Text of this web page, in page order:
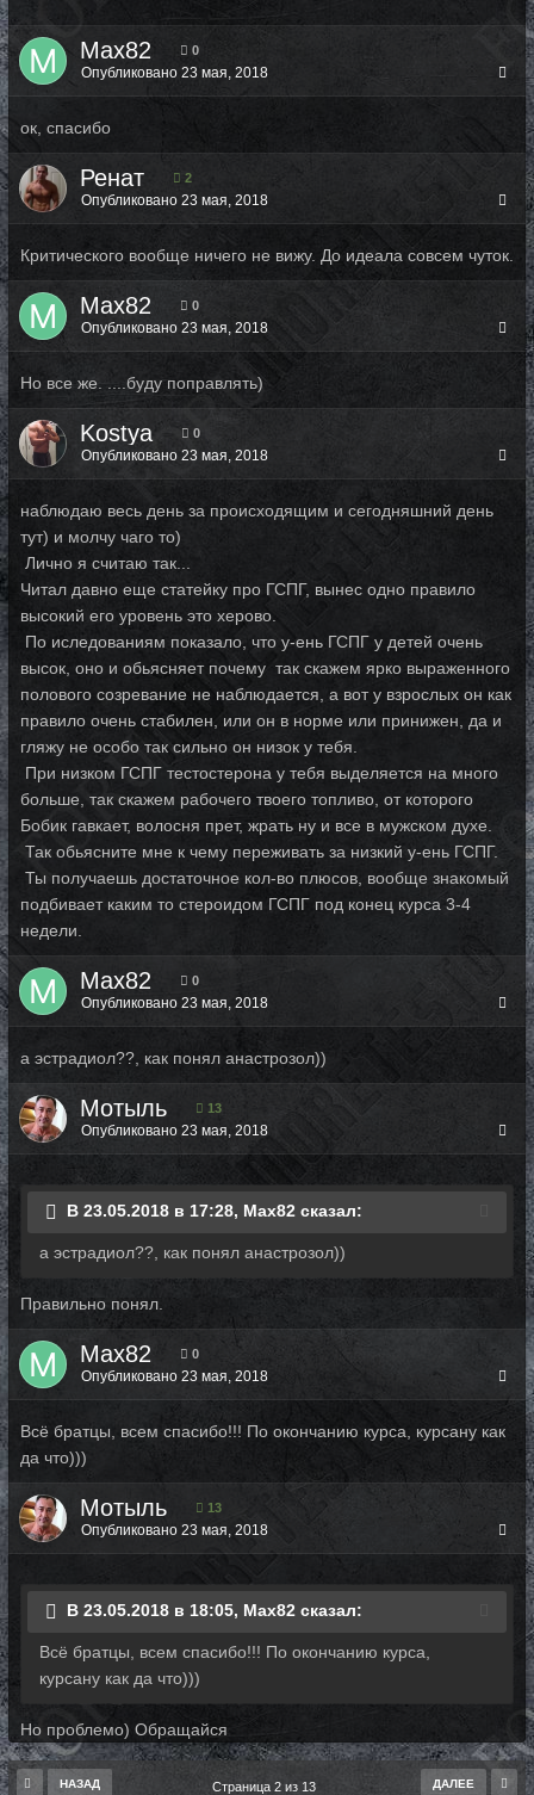
Max82 0
Опубликовано 23 мая, 2018
ок, спасибо
Ренат 2
Опубликовано 23 мая, 2018
Критического вообще ничего не вижу. До идеала совсем чуток.
Max82 0
Опубликовано 23 мая, 2018
Но все же. ....буду поправлять)
Kostya 0
Опубликовано 23 мая, 2018
наблюдаю весь день за происходящим и сегодняшний день
тут) и молчу чаго то)
Лично я считаю так...
Читал давно еще статейку про ГСПГ, вынес одно правило
высокий его уровень это херово.
По иследованиям показало, что у-ень ГСПГ у детей очень
высок, оно и обьясняет почему так скажем ярко выраженного
полового созревание не наблюдается, а вот у взрослых он как
правило очень стабилен, или он в норме или принижен, да и
гляжу не особо так сильно он низок у тебя.
При низком ГСПГ тестостерона у тебя выделяется на много
больше, так скажем рабочего твоего топливо, от которого
Бобик гавкает, волосня прет, жрать ну и все в мужском духе.
Так обьясните мне к чему переживать за низкий у-ень ГСПГ.
Ты получаешь достаточное кол-во плюсов, вообще знакомый
подбивает каким то стероидом ГСПГ под конец курса 3-4
недели.
Max82 0
Опубликовано 23 мая, 2018
а эстрадиол??, как понял анастрозол))
Мотыль 13
Опубликовано 23 мая, 2018
В 23.05.2018 в 17:28, Max82 сказал:
а эстрадиол??, как понял анастрозол))
Правильно понял.
Max82 0
Опубликовано 23 мая, 2018
Всё братцы, всем спасибо!!! По окончанию курса, курсану как
да что)))
Мотыль 13
Опубликовано 23 мая, 2018
В 23.05.2018 в 18:05, Max82 сказал:
Всё братцы, всем спасибо!!! По окончанию курса,
курсану как да что)))
Но проблемо) Обращайся
НАЗАД ДАЛЕЕ
Страница 2 из 13